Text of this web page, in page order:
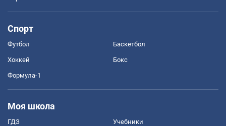
Спорт
Футбол Баскетбол
Хоккей Бокс
Формула-1
Моя школа
ГДЗ Учебники